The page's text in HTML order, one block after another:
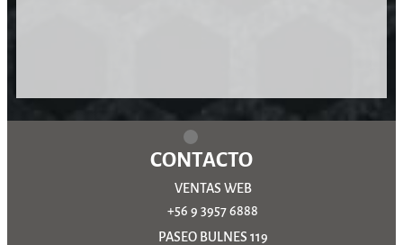
CONTACTO
VENTAS WEB
+56 9 3957 6888
PASEO BULNES 119